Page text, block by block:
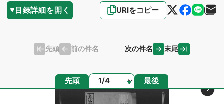
目録詳細を開く URIをコピー
先頭 前の件名 次の件名 末尾
先頭 ページ 最後